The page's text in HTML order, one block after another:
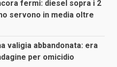
fermi: diesel sopra i 2
servono in media oltre
valigia abbandonata: era
per omicidio